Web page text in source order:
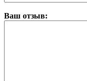
Ваш отзыв: